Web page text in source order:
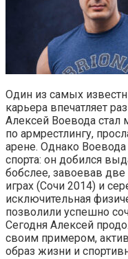
Один из самых
карьера впечатляет
Алексей Воевода
по армрестлингу,
арене. Однако
спорта: он добился
бобслее, завоевав
играх (Сочи 2014) и
исключительная
позволили успешно
Сегодня Алексей
своим примером,
образ жизни и